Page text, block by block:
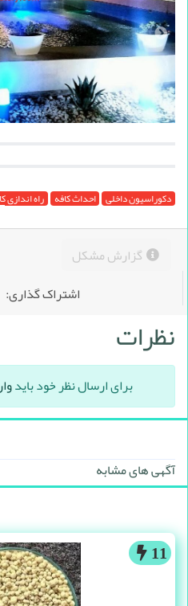
دکوراسیون داخلی احداث کافه راه
گزارش مشکل
اشتراک گذاری:
نظرات
برای ارسال نظر خود باید
آگهی های مشابه
11